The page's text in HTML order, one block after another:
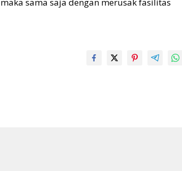
sama saja dengan merusak fasilitas